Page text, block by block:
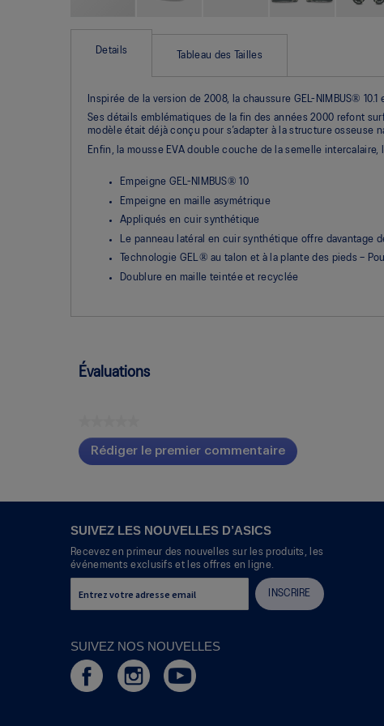
images
gallery
Details
Inspirée de la version de 2008, la chaussure GEL-NIMBUS®
Ses détails emblématiques de la fin des années 2000 refont
modèle était déjà conçu pour s’adapter à la structure osseuse
Enfin, la mousse EVA double couche de la semelle
Empeigne GEL-NIMBUS® 10
Empeigne en maille asymétrique
Appliqués en cuir synthétique
Le panneau latéral en cuir synthétique offre davantage
Technologie GEL® au talon et à la plante des pieds –
Doublure en maille teintée et recyclée
Tableau des Tailles
Évaluations
Aucune
cote
pour
Rédiger le premier commentaire
.
l'ouverture
boîte
dialogue.
SUIVEZ LES NOUVELLES D’ASICS
Recevez en primeur des nouvelles sur les produits, les
événements exclusifs et les offres en ligne.
INSCRIRE
SUIVEZ NOS NOUVELLES